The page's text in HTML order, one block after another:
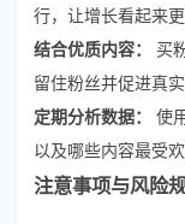
行，让增长看起来更
结合优质内容：
买
留住粉丝并促进真实
定期分析数据：
使
以及哪些内容最受
注意事项与风险